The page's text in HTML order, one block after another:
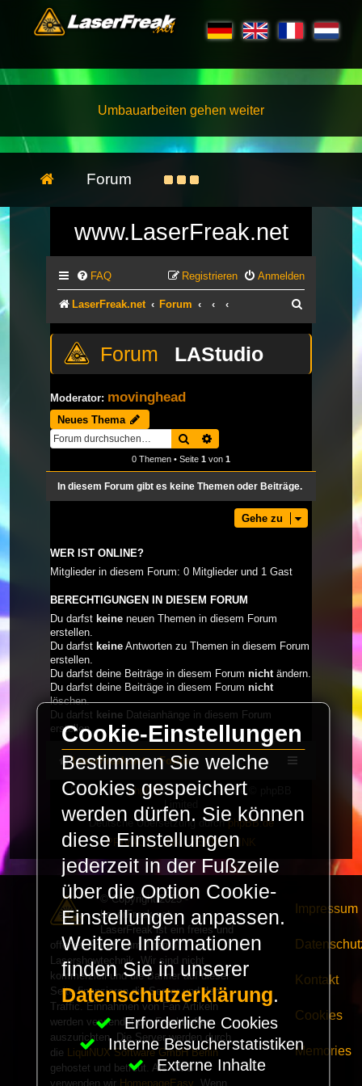
Umbauarbeiten gehen weiter
Forum
www.LaserFreak.net
FAQ Anmelden
Registrieren
LaserFreak.net Forum
LAStudio
Moderator: movinghead
Neues Thema
Suche
0 Themen • Seite 1 von 1
In diesem Forum gibt es keine Themen oder Beiträge.
Gehe zu
WER IST ONLINE?
Mitglieder in diesem Forum: 0 Mitglieder und 1 Gast
BERECHTIGUNGEN IN DIESEM FORUM
Du darfst keine neuen Themen in diesem Forum
erstellen.
Du darfst keine Antworten zu Themen in diesem Forum
erstellen.
Du darfst deine Beiträge in diesem Forum nichtändern.
Du darfst deine Beiträge in diesem Forum nicht
löschen.
Du darfst keine Dateianhänge in diesem Forum
erstellen.
LaserFreak.net Forum
Powered byphpBB® Forum Software © phpBB
Limited
Deutsche Übersetzung durchphpBB.de
PRIVACY_LINK | TERMS_LINK
© Copyright 2025 -
LaserFreak.net
LaserFreak ist ein freies und
offenes Forum zum Thema
Lasershowtechnik. Wir sind nicht
kommerziell und die Banner auf dieser
Seite finanzieren die Server und den
Traffic. Einnahmen von Fan Artikeln
werden verwendet um Freaktreffen
auszurichten. Die Server werden durch
die LiquiNUX Software GmbH Berlin
gehostet und betreut. Als CMS
verwenden wir HomepageEasy . Wenn
Impressum
Kontakt
Cookies
Memories
Cookie-Einstellungen
Bestimmen Sie welche
Cookies gespeichert
werden dürfen. Sie können
diese Einstellungen
jederzeit in der Fußzeile
über die Option Cookie-
Einstellungen anpassen.
Weitere Informationen
finden Sie in unserer
Datenschutzerklärung.
Erforderliche Cookies
Interne Besucherstatistiken
Externe Inhalte